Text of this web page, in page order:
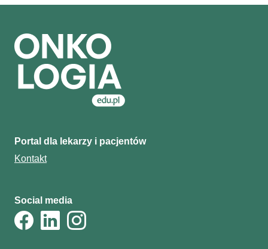
Portal dla lekarzy i pacjentów
Kontakt
Social media